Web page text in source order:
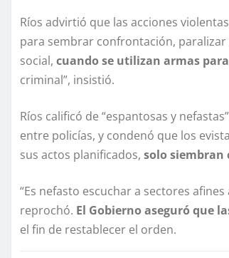
Ríos advirtió que las acciones
para sembrar confrontación, paralizar
social, cuando se utilizan armas
criminal”, insistió.
Ríos calificó de “espantosas y
entre policías, y condenó que los
sus actos planificados, solo siembran
“Es nefasto escuchar a sectores
reprochó. El Gobierno aseguró que
el fin de restablecer el orden.